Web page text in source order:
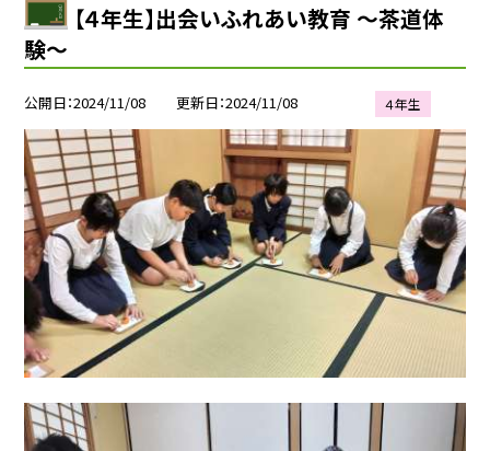
【４年生】出会いふれあい教育 〜茶道体
験〜
公開日 2024/11/08 更新日 2024/11/08 ４年生